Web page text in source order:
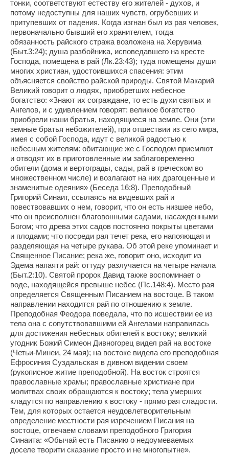
тонки, соответствуют естеству его жителей - духов, и
потому недоступны для наших чувств, огрубевших и
притупевших от падения. Когда изгнан был из рая человек,
первоначально бывший его хранителем, тогда
обязанность райского стража возложена на Херувима
(Быт.3:24); душа разбойника, исповедавшего на кресте
Господа, помещена в рай (Лк.23:43); туда помещены души
многих христиан, удостоившихся спасения: этим
объясняется свойство райской природы. Святой Макарий
Великий говорит о людях, приобретших небесное
богатство: «Знают их сограждане, то есть духи святых и
Ангелов, и с удивлением говорят: великое богатство
приобрели наши братья, находящиеся на земле. Они (эти
земные братья небожителей), при отшествии из сего мира,
имея с собой Господа, идут с великой радостью к
небесным жителям: обитающие же с Господом приемлют
и отводят их в приготовленные им заблаговременно
обители (дома и вертограды, сады, рай в греческом во
множественном числе) и возлагают на них драгоценные и
знаменитые одеяния» (Беседа 16:8). Преподобный
Григорий Синаит, ссылаясь на видевших рай и
повествовавших о нем, говорит, что он есть низшее небо,
что он преисполнен благовонными садами, насажденными
Богом; что древа этих садов постоянно покрыты цветами
и плодами; что посреди рая течет река, его напояющая и
разделяющая на четыре рукава. Об этой реке упоминает и
Священное Писание; река же, говорит оно, исходит из
Эдема напаяти рай: оттуду разлучается на четыре начала
(Быт.2:10). Святой пророк Давид также воспоминает о
воде, находящейся превыше небес (Пс.148:4). Место рая
определяется Священным Писанием на востоце. В таком
направлении находится рай по отношению к земле.
Преподобная Феодора поведала, что по исшествии ее из
тела она с сопутствовавшими ей Ангелами направилась
для достижения небесных обителей к востоку; великий
угодник Божий Симеон Дивногорец видел рай на востоке
(Четьи-Минеи, 24 мая); на востоке видела его преподобная
Ефросиния Суздальская в дивном видении своем
(рукописное житие преподобной). На восток строятся
православные храмы; православные христиане при
молитвах своих обращаются к востоку; тела умерших
кладутся по направлению к востоку - прямо рая сладости.
Тем, для которых остается неудовлетворительным
определение местности рая изречением Писания на
востоце, отвечаем словами преподобного Григория
Синаита: «Обычай есть Писанию о недоумеваемых
доселе творити сказание просто и не многопытне».